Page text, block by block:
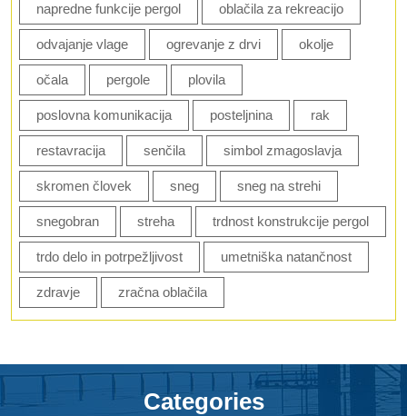
napredne funkcije pergol oblačila za rekreacijo
odvajanje vlage ogrevanje z drvi okolje
očala pergole plovila
poslovna komunikacija posteljnina rak
restavracija senčila simbol zmagoslavja
skromen človek sneg sneg na strehi
snegobran streha trdnost konstrukcije pergol
trdo delo in potrpežljivost umetniška natančnost
zdravje zračna oblačila
Categories